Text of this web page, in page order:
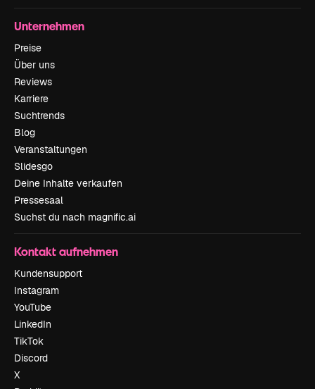
Unternehmen
Preise
Über uns
Reviews
Karriere
Suchtrends
Blog
Veranstaltungen
Slidesgo
Deine Inhalte verkaufen
Pressesaal
Suchst du nach magnific.ai
Kontakt aufnehmen
Kundensupport
Instagram
YouTube
LinkedIn
TikTok
Discord
X